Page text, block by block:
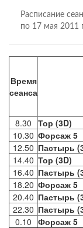
Расписание
по 17 мая 2011
Время
сеанса
8.30 Тор (3D)
10.30 Форсаж 5
12.50 Пастырь
14.40 Тор (3D)
16.40 Пастырь
18.20 Форсаж 5
20.40 Пастырь
22.30 Пастырь
0.10 Форсаж 5